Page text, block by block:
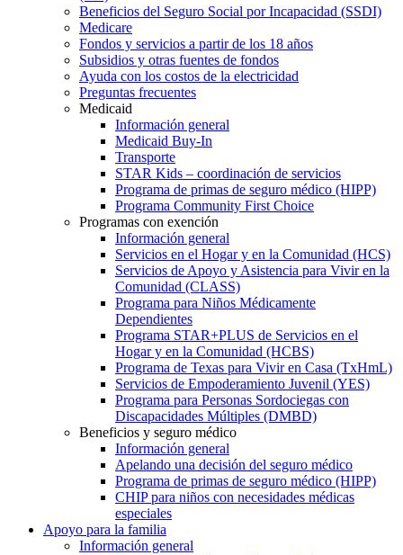
Beneficios del Seguro Social por Incapacidad (SSDI)
Medicare
Fondos y servicios a partir de los 18 años
Subsidios y otras fuentes de fondos
Ayuda con los costos de la electricidad
Preguntas frecuentes
Medicaid
Información general
Medicaid Buy-In
Transporte
STAR Kids – coordinación de servicios
Programa de primas de seguro médico (HIPP)
Programa Community First Choice
Programas con exención
Información general
Servicios en el Hogar y en la Comunidad (HCS)
Servicios de Apoyo y Asistencia para Vivir en la
Comunidad (CLASS)
Programa para Niños Médicamente
Dependientes
Programa STAR+PLUS de Servicios en el
Hogar y en la Comunidad (HCBS)
Programa de Texas para Vivir en Casa (TxHmL)
Servicios de Empoderamiento Juvenil (YES)
Programa para Personas Sordociegas con
Discapacidades Múltiples (DMBD)
Beneficios y seguro médico
Información general
Apelando una decisión del seguro médico
Programa de primas de seguro médico (HIPP)
CHIP para niños con necesidades médicas
especiales
Apoyo para la familia
Información general